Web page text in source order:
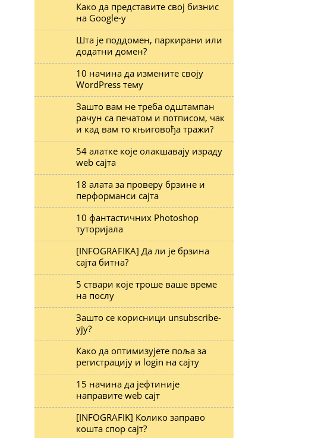
Како да представите свој бизнис
на Google-у
Шта је поддомен, паркирани или
додатни домен?
10 начина да измените своју
WordPress тему
Зашто вам не треба одштампан
рачун са печатом и потписом, чак
и кад вам то књиговођа тражи?
54 алатке које олакшавају израду
web сајта
18 алата за проверу брзине и
перформанси сајта
10 фантастичних Photoshop
туторијала
[INFOGRAFIKA] Да ли је брзина
сајта битна?
5 ствари које троше ваше време
на послу
Зашто се корисници unsubscribe-
ују?
Како да оптимизујете поља за
регистрацију и login на сајту
15 начина да јефтиније
направите web сајт
[INFOGRAFIK] Колико заправо
кошта спор сајт?